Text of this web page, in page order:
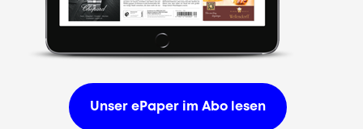
Unser ePaper im Abo lesen